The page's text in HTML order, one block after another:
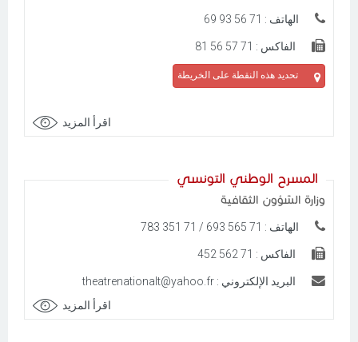
الهاتف : 71 56 93 69
الفاكس : 71 57 56 81
تحديد هذه النقطة على الخريطة
اقرأ المزيد
المسرح الوطني التونسي
وزارة الشؤون الثقافية
الهاتف : 71 565 693 / 71 351 783
الفاكس : 71 562 452
البريد الإلكتروني : theatrenationalt@yahoo.fr
اقرأ المزيد